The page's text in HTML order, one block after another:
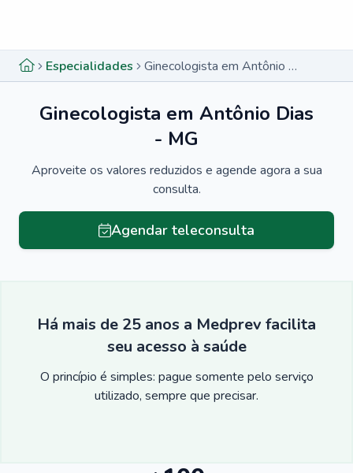
Especialidades Ginecologista em Antônio Dias - MG
Ginecologista em Antônio Dias
- MG
Aproveite os valores reduzidos e agende agora a sua
consulta.
Agendar teleconsulta
Há mais de 25 anos a Medprev facilita
seu acesso à saúde
O princípio é simples: pague somente pelo serviço
utilizado, sempre que precisar.